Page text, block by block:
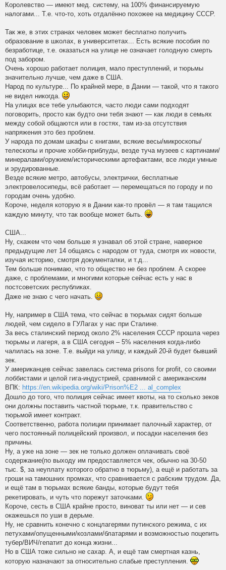
Королевство — имеют мед. систему, на 100% финансируемую
налогами... Т.е. что-то, хоть отдалённо похожее на медицину СССР.
Так же, в этих странах человек может бесплатно получить
образование в школах, в университетах... Есть всякие пособия по
безработице, т.е. оказаться на улице не означает голодную смерть
под забором.
Очень хорошо работает полиция, мало преступлений, и тюрьмы
значительно лучше, чем даже в США.
Народ по культуре... По крайней мере, в Дании — такой, что я такого
не видел никогда.
На улицах все тебе улыбаются, часто люди сами подходят
поговорить, просто как будто они тебя знают — как люди в семьях
между собой общаются или в гостях, там из-за отсутствия
напряжения это без проблем.
У народа по домам шкафы с книгами, всякие весы/микроскопы/
телескопы и прочие хобби-приблуды, везде туча музеев с картинами/
минералами/оружием/историческими артефактами, все люди умные
и эрудированные.
Везде всякие метро, автобусы, электрички, бесплатные
электровелосипеды, всё работает — перемещаться по городу и по
городам очень удобно.
Короче, неделя которую я в Дании как-то провёл — я там тащился
каждую минуту, что так вообще может быть.
США...
Ну, скажем что чем больше я узнавал об этой стране, наверное
предыдущие лет 14 общаясь с народом от туда, смотря их новости,
изучая историю, смотря документалки, и т.д...
Тем больше понимаю, что то общество не без проблем. А скорее
даже, с проблемами, и многими которые сейчас есть у нас в
постсоветских республиках.
Даже не знаю с чего начать.
Ну, например в США тема, что сейчас в тюрьмах сидят больше
людей, чем сидело в ГУЛагах у нас при Сталине.
За весь сталинский период около 2% населения СССР прошла через
тюрьмы и лагеря, а в США сегодня – 5% населения когда-либо
чалилась на зоне. Т.е. выйди на улицу, и каждый 20-й будет бывший
зек.
У американцев сейчас завелась система prisons for profit, со своими
лоббистами и целой гига-индустрией, сравнимой с американским
ВПК: https://en.wikipedia.org/wiki/Prison%E2 ... al_complex
Дошло до того, что полиция сейчас имеет квоты, на то сколько зеков
они должны поставить частной тюрьме, т.к. правительство с
тюрьмой имеет контракт.
Соответственно, работа полиции принимает палочный характер, от
чего постоянный полицейский произвол, и посадки населения без
причины.
Ну, а уже на зоне — зек не только должен оплачивать своё
содержание(по выходу им предоставляется чек, обычно на 30-50
тыс. $, за неуплату которого обратно в тюрьму), а ещё и работать за
гроши на тамошних промках, что сравнивается с рабским трудом. Да,
и ещё там в тюрьмах всякие банды, которые будут тебя
рекетировать, и чуть что порежут заточками.
Короче, сесть в США крайне просто, виноват ты или нет — и сев
окажешься по уши в дерьме.
Ну, не сравнить конечно с концлагерями путинского режима, с их
петухами/опущенными/козлами/блатарями и возможностью поцепить
тубер/ВИЧ/гепатит до конца жизни...
Но в США тоже сильно не сахар. А, и ещё там смертная казнь,
которую назначают за относительно слабые преступления.